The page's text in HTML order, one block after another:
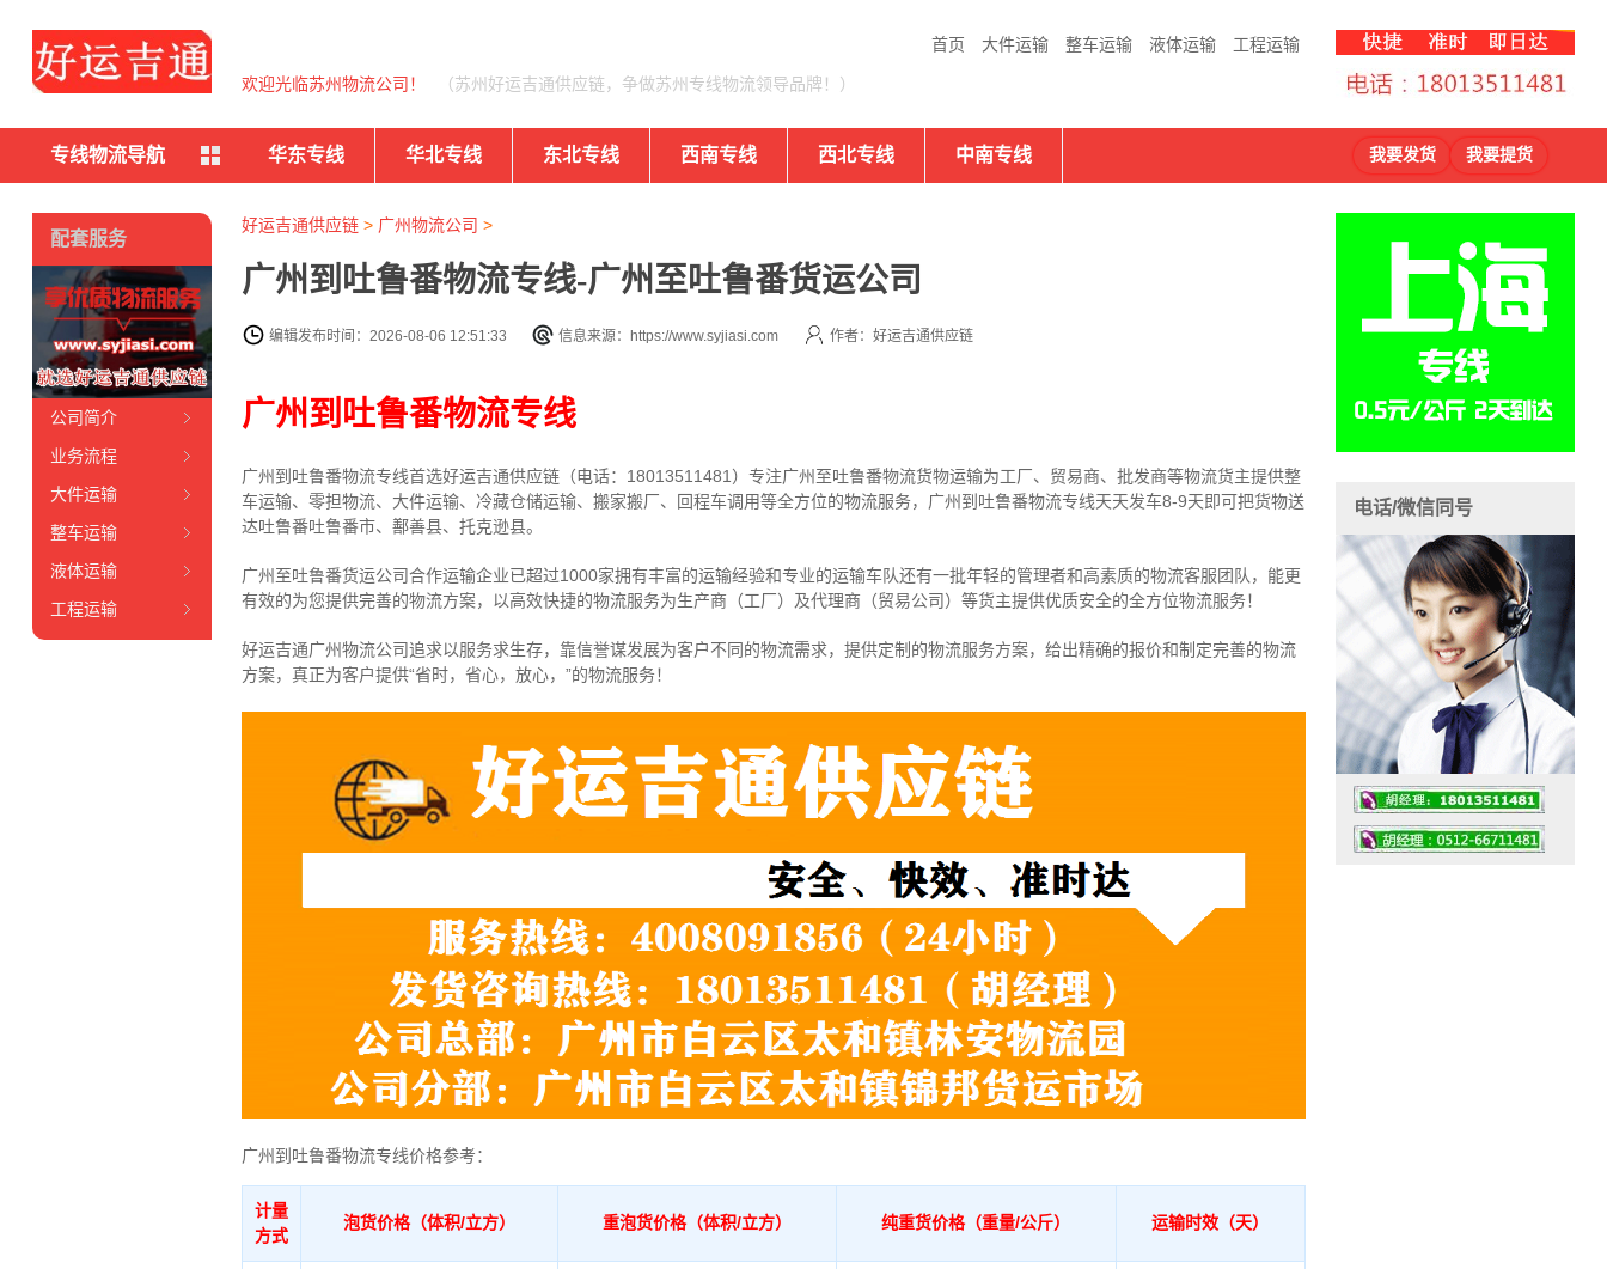
首页 大件运输 整车运输 液体运输 工程运输
欢迎光临苏州物流公司！ （苏州好运吉通供应链，争做苏州专线物流领导品牌！）
专线物流导航 华东专线 华北专线 东北专线 西南专线 西北专线 中南专线 我要发货 我要提货
好运吉通供应链> 广州物流公司 >
广州到吐鲁番物流专线-广州至吐鲁番货运公司
编辑发布时间：2026-08-06 12:51:33 信息来源：https://www.syjiasi.com 作者：好运吉通供应链
广州到吐鲁番物流专线
广州到吐鲁番物流专线首选好运吉通供应链（电话：18013511481）专注广州至吐鲁番物流货物运输为工厂、贸易商、批发商等物流货主提供整
车运输、零担物流、大件运输、冷藏仓储运输、搬家搬厂、回程车调用等全方位的物流服务，广州到吐鲁番物流专线天天发车8-9天即可把货物送
达吐鲁番吐鲁番市、鄯善县、托克逊县。
广州至吐鲁番货运公司合作运输企业已超过1000家拥有丰富的运输经验和专业的运输车队还有一批年轻的管理者和高素质的物流客服团队，能更
有效的为您提供完善的物流方案，以高效快捷的物流服务为生产商（工厂）及代理商（贸易公司）等货主提供优质安全的全方位物流服务！
好运吉通广州物流公司追求以服务求生存，靠信誉谋发展为客户不同的物流需求，提供定制的物流服务方案，给出精确的报价和制定完善的物流
方案，真正为客户提供“省时，省心，放心，”的物流服务！
广州到吐鲁番物流专线价格参考：
计量
方式
泡货价格（体积/立方） 重泡货价格（体积/立方） 纯重货价格（重量/公斤） 运输时效（天）
配套服务
公司简介
业务流程
大件运输
整车运输
液体运输
工程运输
电话/微信同号